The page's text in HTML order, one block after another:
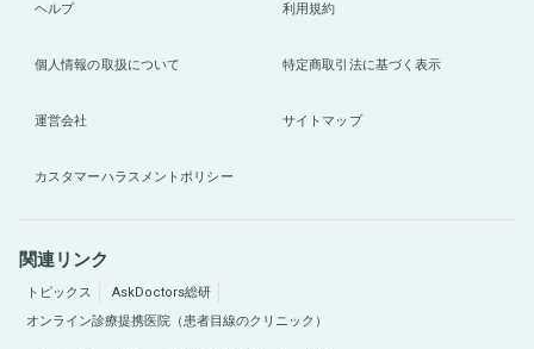
ヘルプ 利用規約
個人情報の取扱について 特定商取引法に基づく表示
運営会社 サイトマップ
カスタマーハラスメントポリシー
関連リンク
トピックス
AskDoctors総研
オンライン診療提携医院（患者目線のクリニック）